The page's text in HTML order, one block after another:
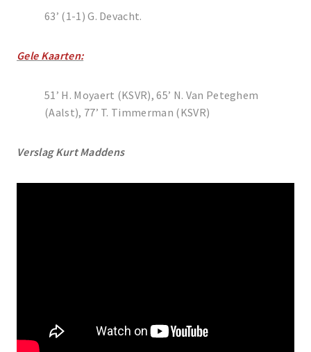
63’ (1-1) G. Devacht.
Gele Kaarten:
51’ H. Moyaert (KSVR), 65’ N. Van Peteghem
(Aalst), 77’ T. Timmerman (KSVR)
Verslag Kurt Maddens